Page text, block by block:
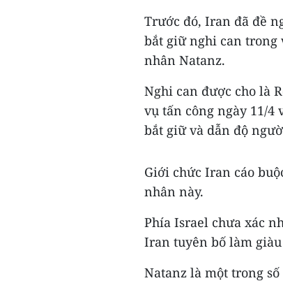
Trước đó, Iran đã đề
bắt giữ nghi can trong
nhân Natanz.
Nghi can được cho là
vụ tấn công ngày 11/
bắt giữ và dẫn độ
Giới chức Iran cáo
nhân này.
Phía Israel chưa xác
Iran tuyên bố làm
Natanz là một trong